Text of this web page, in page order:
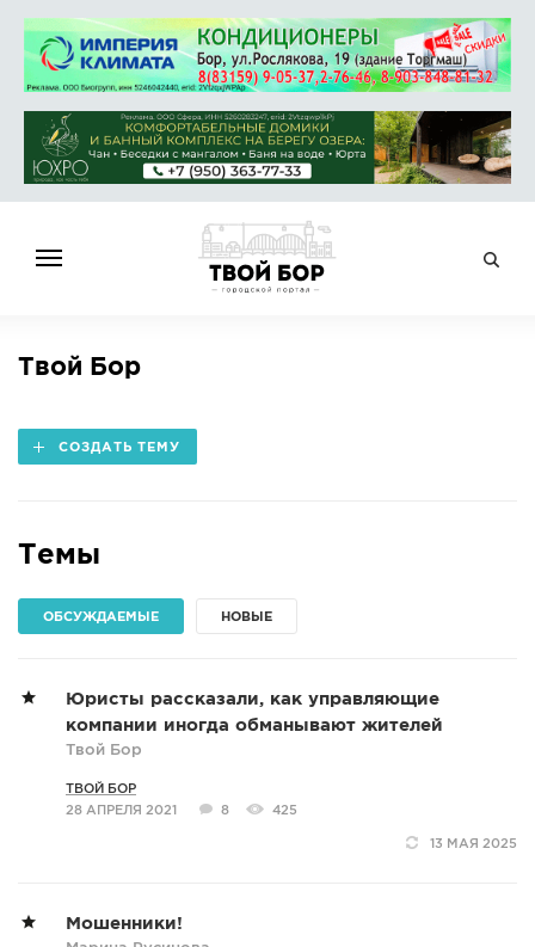
НОВОСТИ
ОБЪЯВЛЕНИЯ
КАМЕРЫ
ПРЕДЛОЖИТЬ НОВОСТЬ
ФОТО
Твой Бор
СОЗДАТЬ ТЕМУ
Темы
ОБСУЖДАЕМЫЕ НОВЫЕ
Юристы рассказали, как управляющие
компании иногда обманывают жителей
Твой Бор
ТВОЙ БОР
28 АПРЕЛЯ 2021
8 425
13 МАЯ 2025
Мошенники!